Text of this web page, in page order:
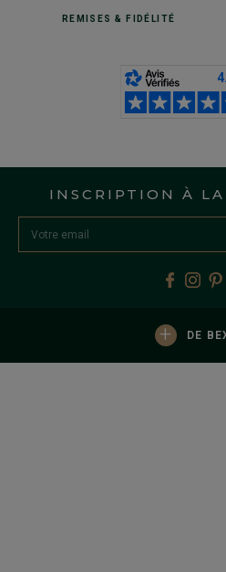
REMISES& FIDÉLITÉ
INSCRIPTION À
+ DE